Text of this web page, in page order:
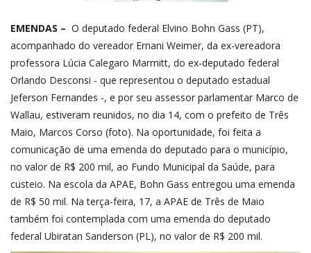
EMENDAS – O deputado federal Elvino Bohn Gass (PT),
acompanhado do vereador Ernani Weimer, da ex-vereadora
professora Lúcia Calegaro Marmitt, do ex-deputado federal
Orlando Desconsi - que representou o deputado estadual
Jeferson Fernandes -, e por seu assessor parlamentar Marco de
Wallau, estiveram reunidos, no dia 14, com o prefeito de Três
Maio, Marcos Corso (foto). Na oportunidade, foi feita a
comunicação de uma emenda do deputado para o município,
no valor de R$ 200 mil, ao Fundo Municipal da Saúde, para
custeio. Na escola da APAE, Bohn Gass entregou uma emenda
de R$ 50 mil. Na terça-feira, 17, a APAE de Três de Maio
também foi contemplada com uma emenda do deputado
federal Ubiratan Sanderson (PL), no valor de R$ 200 mil.